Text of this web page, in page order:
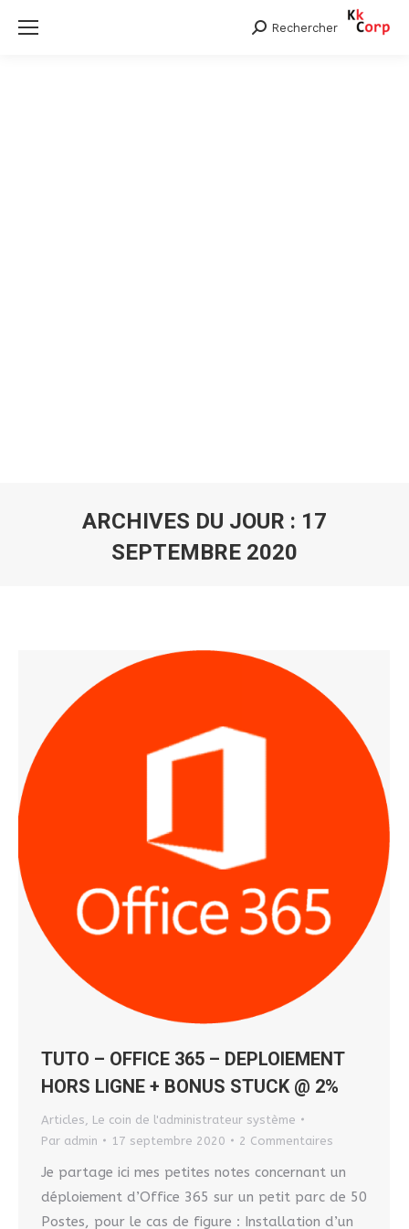
Search:
Rechercher
ARCHIVES DU JOUR : 17
SEPTEMBRE 2020
TUTO – OFFICE 365 – DEPLOIEMENT
HORS LIGNE + BONUS STUCK @ 2%
Articles
Le coin de l'administrateur système
Par admin 17 septembre 2020 2 Commentaires
Je partage ici mes petites notes concernant un
déploiement d’Office 365 sur un petit parc de 50
Postes, pour le cas de figure : Installation d’un